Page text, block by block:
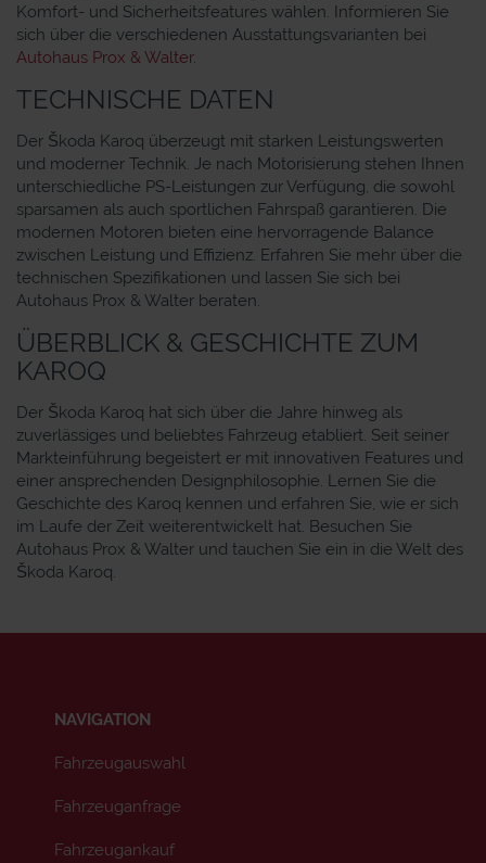
Komfort- und Sicherheitsfeatures wählen. Informieren Sie
sich über die verschiedenen Ausstattungsvarianten bei
Autohaus Prox & Walter.
TECHNISCHE DATEN
Der Škoda Karoq überzeugt mit starken Leistungswerten
und moderner Technik. Je nach Motorisierung stehen Ihnen
unterschiedliche PS-Leistungen zur Verfügung, die sowohl
sparsamen als auch sportlichen Fahrspaß garantieren. Die
modernen Motoren bieten eine hervorragende Balance
zwischen Leistung und Effizienz. Erfahren Sie mehr über die
technischen Spezifikationen und lassen Sie sich bei
Autohaus Prox & Walter beraten.
ÜBERBLICK & GESCHICHTE ZUM
KAROQ
Der Škoda Karoq hat sich über die Jahre hinweg als
zuverlässiges und beliebtes Fahrzeug etabliert. Seit seiner
Markteinführung begeistert er mit innovativen Features und
einer ansprechenden Designphilosophie. Lernen Sie die
Geschichte des Karoq kennen und erfahren Sie, wie er sich
im Laufe der Zeit weiterentwickelt hat. Besuchen Sie
Autohaus Prox & Walter und tauchen Sie ein in die Welt des
Škoda Karoq.
NAVIGATION
Fahrzeugauswahl
Fahrzeuganfrage
Fahrzeugankauf